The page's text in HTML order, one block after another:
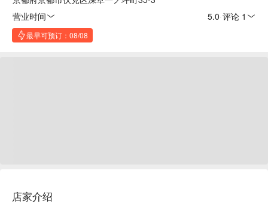
营业时间
5.0 评论 1
最早可预订：08/08
店家介绍